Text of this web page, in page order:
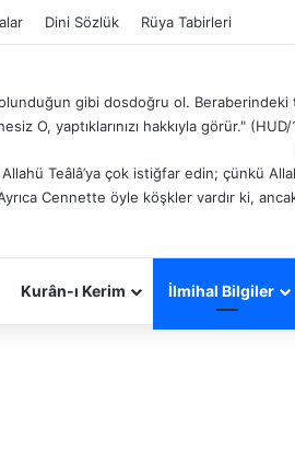
Dini Sözlük Rüya Tabirleri
gibi dosdoğru ol.
O, yaptıklarınızı hakkıyla görür." (HUD/
Allahü Teâlâ’ya çok istiğfar edin; çünkü
Ayrıca Cennette öyle köşkler vardır ki,
Kurân-ı Kerim İlmihal Bilgiler